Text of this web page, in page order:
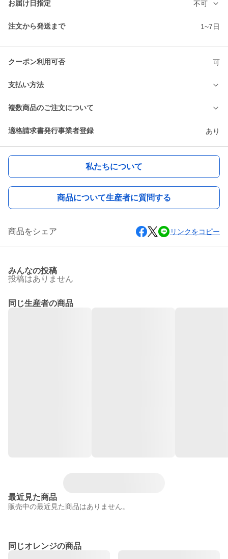
お届け日指定 不可
注文から発送まで 1~7日
クーポン利用可否 可
支払い方法
複数商品のご注文について
適格請求書発行事業者登録 あり
私たちについて
商品について生産者に質問する
商品をシェア リンクをコピー
みんなの投稿
投稿はありません
同じ生産者の商品
最近見た商品
販売中の最近見た商品はありません。
同じオレンジの商品